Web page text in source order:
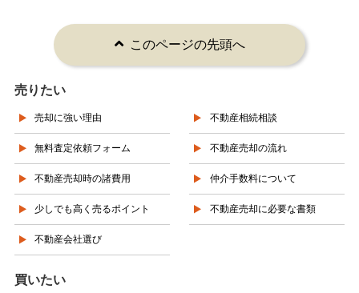
このページの先頭へ
売りたい
売却に強い理由 不動産相続相談
無料査定依頼フォーム 不動産売却の流れ
不動産売却時の諸費用 仲介手数料について
少しでも高く売るポイント 不動産売却に必要な書類
不動産会社選び
買いたい